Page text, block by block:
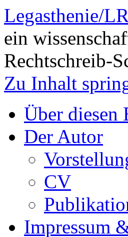
Legasthenie/
ein
Rechtschreib-
Zu Inhalt
Über diesen
Der Autor
CV
Impressum